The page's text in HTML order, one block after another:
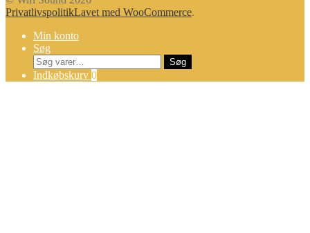
PrivatlivspolitikLavet med WooCommerce.
Min konto
Søg
Søg
efter:
Søg
Indkøbskurv 0